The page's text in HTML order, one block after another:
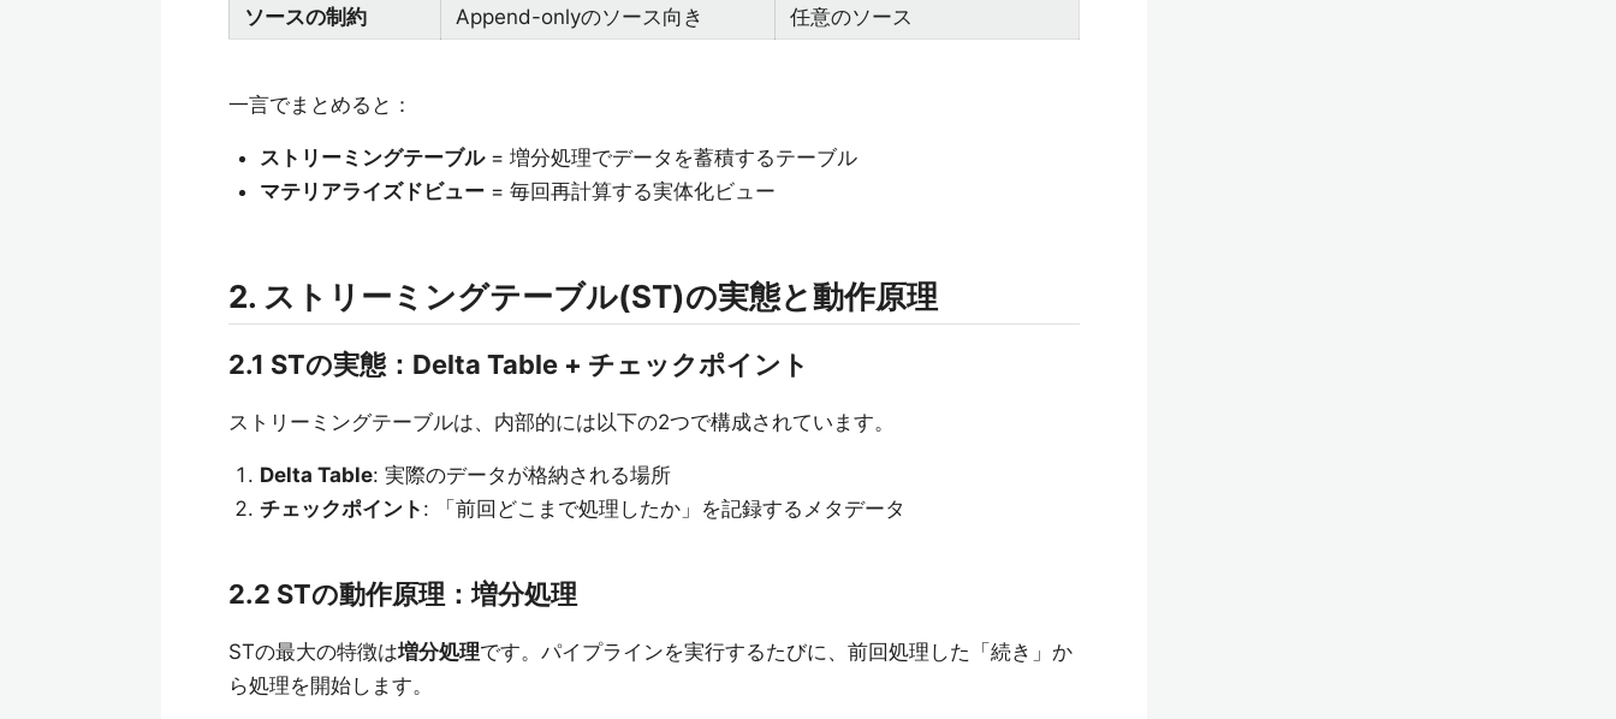
ソースの制約 Append-onlyのソース向き 任意のソース
一言でまとめると：
ストリーミングテーブル= 増分処理でデータを蓄積するテーブル
マテリアライズドビュー= 毎回再計算する実体化ビュー
2. ストリーミングテーブル(ST)の実態と動作原理
2.1 STの実態：Delta Table + チェックポイント
ストリーミングテーブルは、内部的には以下の2つで構成されています。
Delta Table: 実際のデータが格納される場所
チェックポイント : 「前回どこまで処理したか」を記録するメタデータ
2.2 STの動作原理：増分処理
STの最大の特徴は増分処理です。パイプラインを実行するたびに、前回処理した「続き」か
ら処理を開始します。